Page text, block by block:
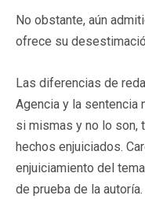
No obstante, aún
ofrece su
Las diferencias de
Agencia y la sentencia
si mismas y no lo son,
hechos enjuiciados.
enjuiciamiento del
de prueba de la autoría.